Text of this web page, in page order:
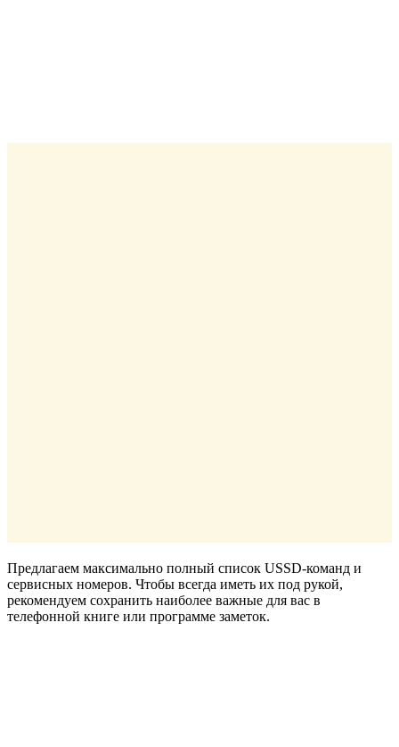
Предлагаем максимально полный список USSD-команд и
сервисных номеров. Чтобы всегда иметь их под рукой,
рекомендуем сохранить наиболее важные для вас в
телефонной книге или программе заметок.